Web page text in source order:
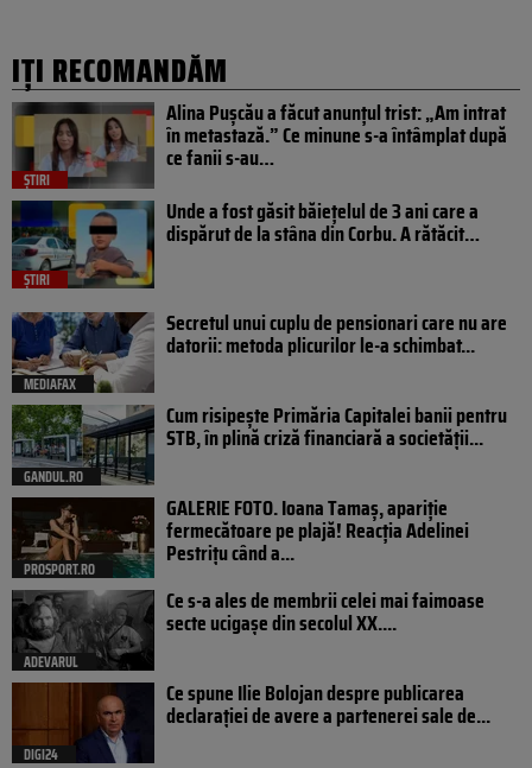
IȚI RECOMANDĂM
ȘTIRI
Alina Pușcău a făcut anunțul trist: „Am intrat
în metastază.” Ce minune s-a întâmplat după
ce fanii s-au…
ȘTIRI
Unde a fost găsit băiețelul de 3 ani care a
dispărut de la stâna din Corbu. A rătăcit…
MEDIAFAX
Secretul unui cuplu de pensionari care nu are
datorii: metoda plicurilor le-a schimbat...
GANDUL.RO
Cum risipește Primăria Capitalei banii pentru
STB, în plină criză financiară a societății...
PROSPORT.RO
GALERIE FOTO. Ioana Tamaş, apariție
fermecătoare pe plajă! Reacția Adelinei
Pestrițu când a...
ADEVARUL
Ce s-a ales de membrii celei mai faimoase
secte ucigașe din secolul XX....
DIGI24
Ce spune Ilie Bolojan despre publicarea
declarației de avere a partenerei sale de...